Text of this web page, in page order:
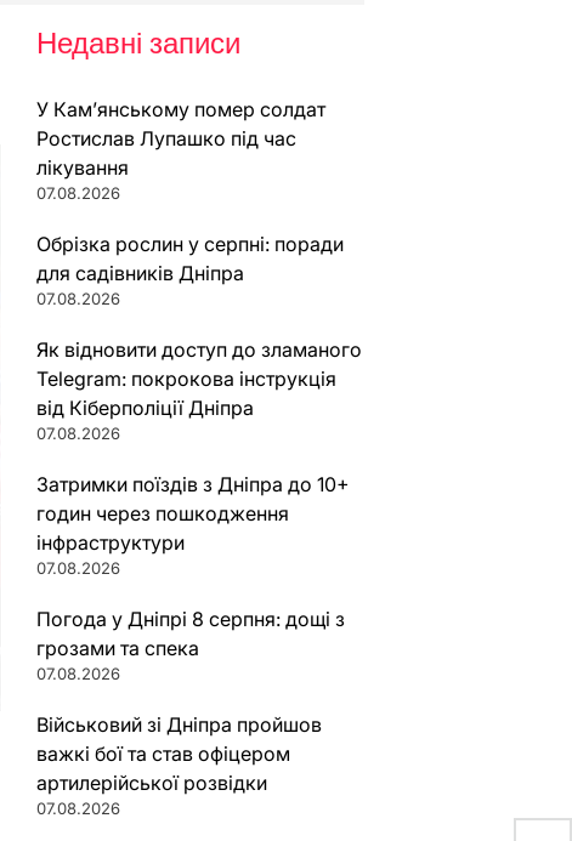
Недавні записи
У Кам’янському помер солдат
Ростислав Лупашко під час
лікування
07.08.2026
Обрізка рослин у серпні: поради
для садівників Дніпра
07.08.2026
Як відновити доступ до зламаного
Telegram: покрокова інструкція
від Кіберполіції Дніпра
07.08.2026
Затримки поїздів з Дніпра до 10+
годин через пошкодження
інфраструктури
07.08.2026
Погода у Дніпрі 8 серпня: дощі з
грозами та спека
07.08.2026
Військовий зі Дніпра пройшов
важкі бої та став офіцером
артилерійської розвідки
07.08.2026